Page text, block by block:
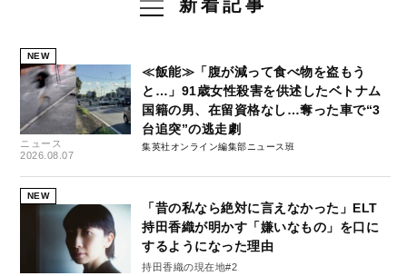
新着記事
NEW
ニュース
2026.08.07
≪飯能≫「腹が減って食べ物を盗もう
と…」91歳女性殺害を供述したベトナム
国籍の男、在留資格なし…奪った車で“3
台追突”の逃走劇
集英社オンライン編集部ニュース班
NEW
「昔の私なら絶対に言えなかった」ELT
持田香織が明かす「嫌いなもの」を口に
するようになった理由
持田香織の現在地#2